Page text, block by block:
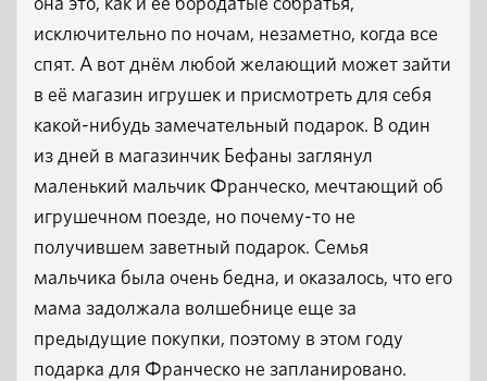
она это, как и её бородатые собратья,
исключительно по ночам, незаметно, когда все
спят. А вот днём любой желающий может зайти
в её магазин игрушек и присмотреть для себя
какой-нибудь замечательный подарок. В один
из дней в магазинчик Бефаны заглянул
маленький мальчик Франческо, мечтающий об
игрушечном поезде, но почему-то не
получившем заветный подарок. Семья
мальчика была очень бедна, и оказалось, что его
мама задолжала волшебнице еще за
предыдущие покупки, поэтому в этом году
подарка для Франческо не запланировано.